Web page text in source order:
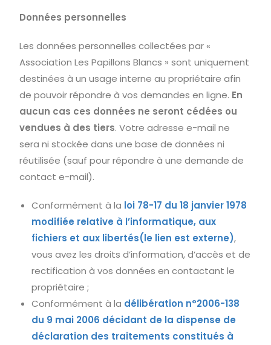
Données personnelles
Les données personnelles collectées par «
Association Les Papillons Blancs » sont uniquement
destinées à un usage interne au propriétaire afin
de pouvoir répondre à vos demandes en ligne. En
aucun cas ces données ne seront cédées ou
vendues à des tiers. Votre adresse e-mail ne
sera ni stockée dans une base de données ni
réutilisée (sauf pour répondre à une demande de
contact e-mail).
Conformément à la loi 78-17 du 18 janvier 1978
modifiée relative à l’informatique, aux
fichiers et aux libertés(le lien est externe),
vous avez les droits d’information, d’accès et de
rectification à vos données en contactant le
propriétaire ;
Conformément à la délibération n°2006-138
du 9 mai 2006 décidant de la dispense de
déclaration des traitements constitués à